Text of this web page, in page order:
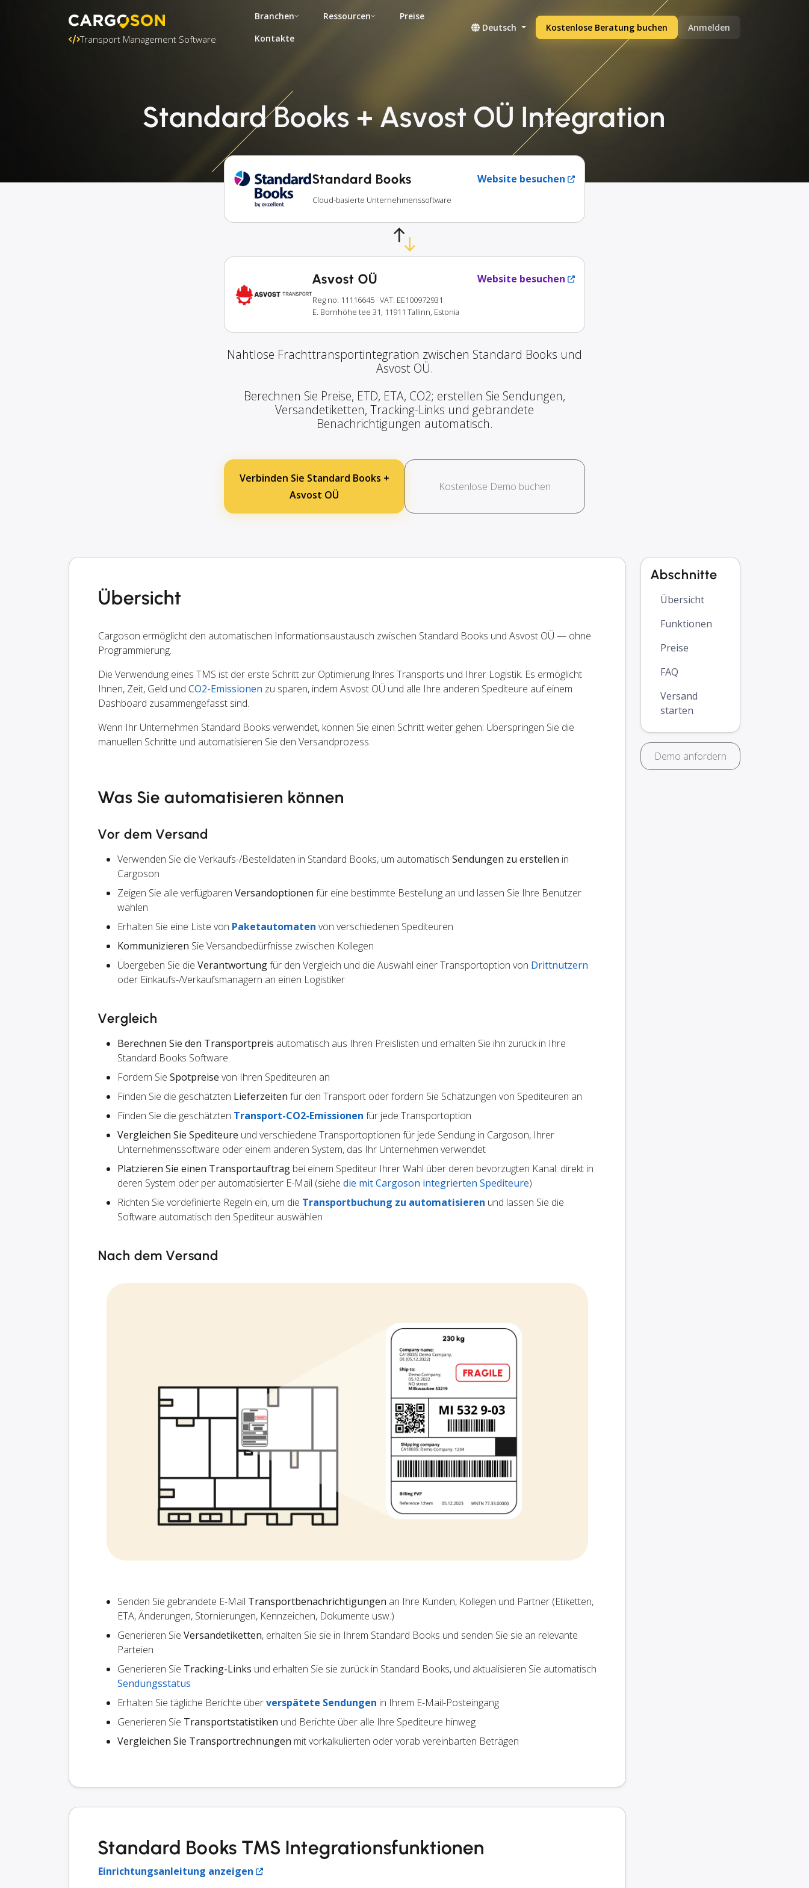
Transport Management Software
Branchen Ressourcen
Preise
Kontakte
Deutsch Kostenlose Beratung buchen Anmelden
Standard Books + Asvost OÜ Integration
Standard Books Website besuchen
Cloud-basierte Unternehmenssoftware
Asvost OÜ Website besuchen
Reg no: 11116645 · VAT: EE100972931
E. Bornhöhe tee 31, 11911 Tallinn, Estonia
Nahtlose Frachttransportintegration zwischen Standard Books und
Asvost OÜ.
Berechnen Sie Preise, ETD, ETA, CO2; erstellen Sie Sendungen,
Versandetiketten, Tracking-Links und gebrandete
Benachrichtigungen automatisch.
Verbinden Sie Standard Books +
Asvost OÜ
Kostenlose Demo buchen
Übersicht
Cargoson ermöglicht den automatischen Informationsaustausch zwischen Standard Books und Asvost OÜ — ohne
Programmierung.
Die Verwendung eines TMS ist der erste Schritt zur Optimierung Ihres Transports und Ihrer Logistik. Es ermöglicht
Ihnen, Zeit, Geld und CO2-Emissionen zu sparen, indem Asvost OÜ und alle Ihre anderen Spediteure auf einem
Dashboard zusammengefasst sind.
Wenn Ihr Unternehmen Standard Books verwendet, können Sie einen Schritt weiter gehen: Überspringen Sie die
manuellen Schritte und automatisieren Sie den Versandprozess.
Was Sie automatisieren können
Vor dem Versand
Verwenden Sie die Verkaufs-/Bestelldaten in Standard Books, um automatisch Sendungen zu erstellen in
Cargoson
Zeigen Sie alle verfügbaren Versandoptionen für eine bestimmte Bestellung an und lassen Sie Ihre Benutzer
wählen
Erhalten Sie eine Liste von Paketautomaten von verschiedenen Spediteuren
Kommunizieren Sie Versandbedürfnisse zwischen Kollegen
Übergeben Sie die Verantwortungfür den Vergleich und die Auswahl einer Transportoption von Drittnutzern
oder Einkaufs-/Verkaufsmanagern an einen Logistiker
Vergleich
Berechnen Sie den Transportpreis automatisch aus Ihren Preislisten und erhalten Sie ihn zurück in Ihre
Standard Books Software
Fordern Sie Spotpreise von Ihren Spediteuren an
Finden Sie die geschätzten Lieferzeiten für den Transport oder fordern Sie Schätzungen von Spediteuren an
Finden Sie die geschätzten Transport-CO2-Emissionen für jede Transportoption
Vergleichen Sie Spediteure und verschiedene Transportoptionen für jede Sendung in Cargoson, Ihrer
Unternehmenssoftware oder einem anderen System, das Ihr Unternehmen verwendet
Platzieren Sie einen Transportauftrag bei einem Spediteur Ihrer Wahl über deren bevorzugten Kanal: direkt in
deren System oder per automatisierter E-Mail (siehe die mit Cargoson integrierten Spediteure)
Richten Sie vordefinierte Regeln ein, um die Transportbuchung zu automatisieren und lassen Sie die
Software automatisch den Spediteur auswählen
Nach dem Versand
Senden Sie gebrandete E-Mail Transportbenachrichtigungen an Ihre Kunden, Kollegen und Partner (Etiketten,
ETA, Änderungen, Stornierungen, Kennzeichen, Dokumente usw.)
Generieren Sie Versandetiketten, erhalten Sie sie in Ihrem Standard Books und senden Sie sie an relevante
Parteien
Generieren Sie Tracking-Links und erhalten Sie sie zurück in Standard Books, und aktualisieren Sie automatisch
Sendungsstatus
Erhalten Sie tägliche Berichte überverspätete Sendungen in Ihrem E-Mail-Posteingang
Generieren Sie Transportstatistiken und Berichte über alle Ihre Spediteure hinweg
Vergleichen Sie Transportrechnungen mit vorkalkulierten oder vorab vereinbarten Beträgen
Standard Books TMS Integrationsfunktionen
Einrichtungsanleitung anzeigen
Abschnitte
Übersicht
Funktionen
Preise
FAQ
Versand
starten
Demo anfordern